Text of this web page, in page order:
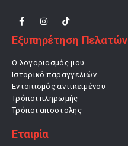
Εξυπηρέτηση Πελατών
Ο λογαριασμός μου
Ιστορικό παραγγελιών
Εντοπισμός αντικειμένου
Τρόποι πληρωμής
Τρόποι αποστολής
Εταιρία